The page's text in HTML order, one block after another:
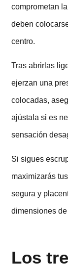
comprometan
deben
centro.
Tras abrirlas
ejerzan una
colocadas,
ajústala si es
sensación
Si sigues
maximizarás
segura y
dimensiones
Los